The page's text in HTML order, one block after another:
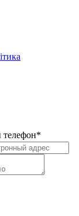
телефон*